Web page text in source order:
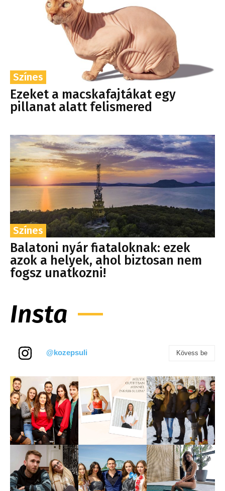
Színes
Ezeket a macskafajtákat egy
pillanat alatt felismered
Színes
Balatoni nyár fiataloknak: ezek
azok a helyek, ahol biztosan nem
fogsz unatkozni!
Insta
@kozepsuli Kövess be